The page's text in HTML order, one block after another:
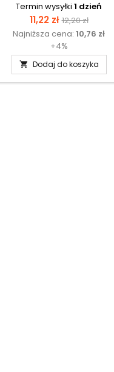
Termin wysyłki 1 dzień
Cena
11,22 zł Cena
podstawowa
12,20 zł
Najniższa cena: 10,76 zł
+4%
 Dodaj do koszyka